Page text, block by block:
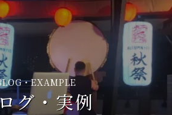
・EXAMPLE
グ・実例